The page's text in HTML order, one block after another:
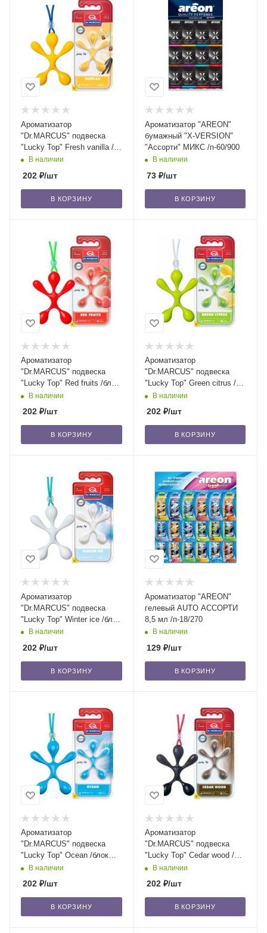
Ароматизатор
"Dr.MARCUS" подвеска
"Lucky Top" Fresh vanilla /
блок 14/56
В наличии
202 ₽/шт
В КОРЗИНУ
Ароматизатор "AREON"
бумажный "X-VERSION"
"Ассорти" МИКС /п-60/900
В наличии
73₽/шт
В КОРЗИНУ
Ароматизатор
"Dr.MARCUS" подвеска
"Lucky Top" Red fruits /блок
14/56В наличии
202 ₽/шт
В КОРЗИНУ
Ароматизатор
"Dr.MARCUS" подвеска
"Lucky Top" Green citrus /
блок 14/56
В наличии
202₽/шт
В КОРЗИНУ
Ароматизатор
"Dr.MARCUS" подвеска
"Lucky Top" Winter ice /блок
14/56В наличии
202 ₽/шт
В КОРЗИНУ
Ароматизатор "AREON"
гелевый AUTO АССОРТИ
8,5 мл /п-18/270
В наличии
129₽/шт
В КОРЗИНУ
Ароматизатор
"Dr.MARCUS" подвеска
"Lucky Top" Ocean /блок
14/56В наличии
202 ₽/шт
В КОРЗИНУ
Ароматизатор
"Dr.MARCUS" подвеска
"Lucky Top" Cedar wood /
блок 14/56
В наличии
202₽/шт
В КОРЗИНУ